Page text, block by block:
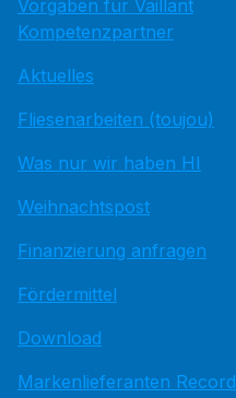
Vorgaben für Vaillant
Kompetenzpartner
Aktuelles
Fliesenarbeiten (toujou)
Was nur wir haben HI
Weihnachtspost
Finanzierung anfragen
Fördermittel
Download
Markenlieferanten Record